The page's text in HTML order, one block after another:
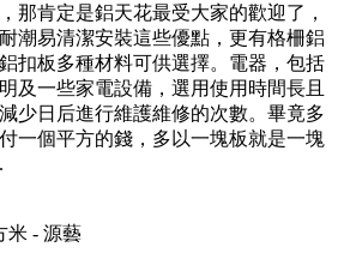
那肯定是鋁天花最受大家的歡迎了，
潮易清潔安裝這些優點，更有格柵鋁
扣板多種材料可供選擇。電器，包括
及一些家電設備，選用使用時間長且
少日后進行維護維修的次數。畢竟多
一個平方的錢，多以一塊板就是一塊